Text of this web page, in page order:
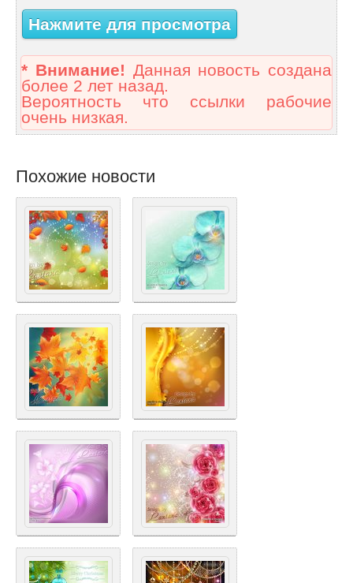
Нажмите для просмотра
* Внимание! Данная новость создана
более 2 лет назад.
Вероятность что ссылки рабочие
очень низкая.
Похожие новости